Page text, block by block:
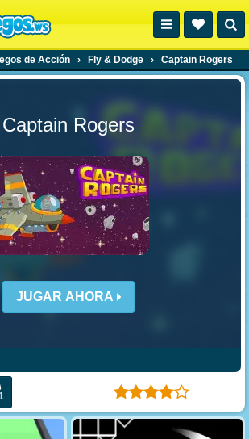
de Acción › Fly & Dodge › Captain Rogers
Captain Rogers
JUGAR AHORA